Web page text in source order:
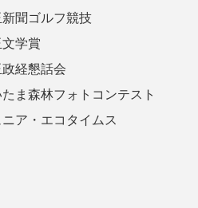
聞ゴルフ競技
学賞
経懇話会
ま森林フォトコンテスト
ア・エコタイムス